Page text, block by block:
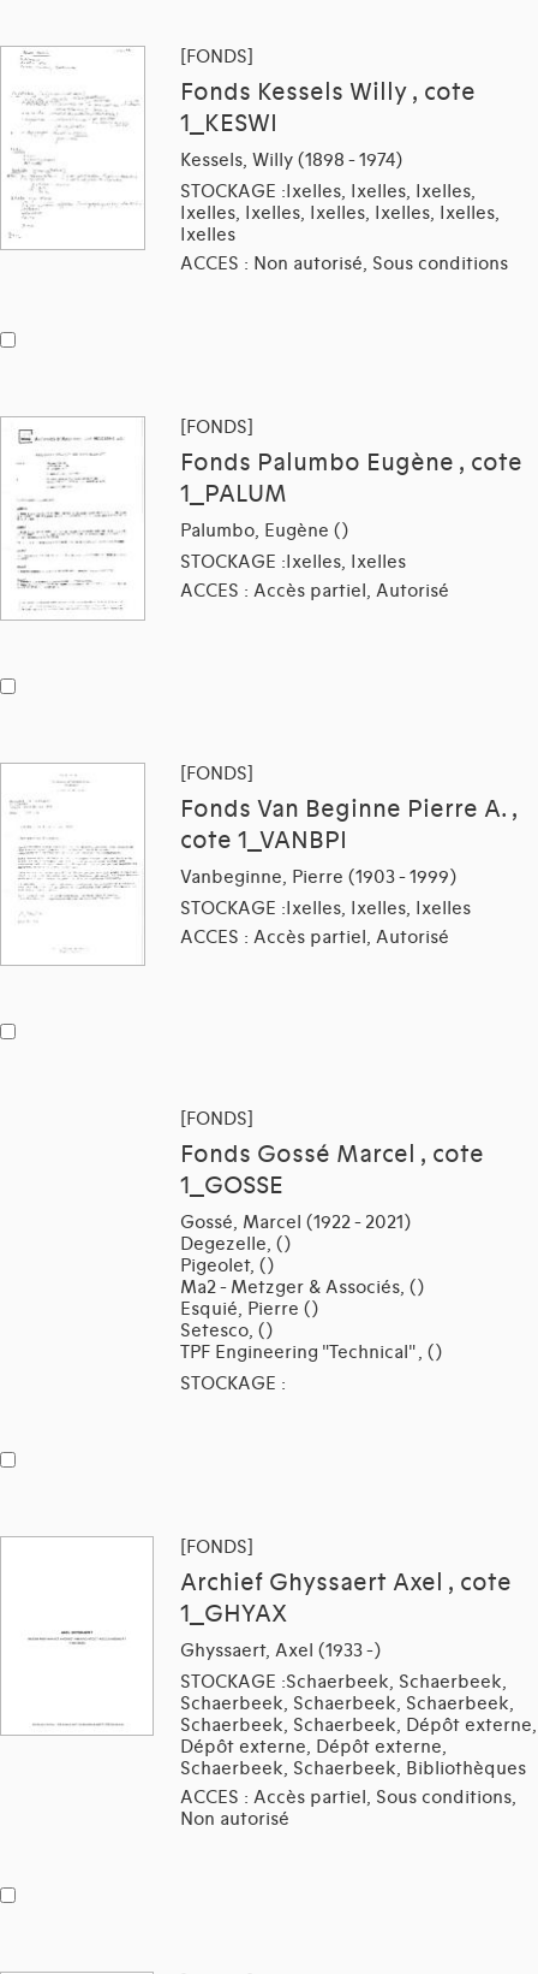
[FONDS]
Fonds Kessels Willy , cote
1_KESWI
Kessels, Willy (1898 - 1974)
STOCKAGE :Ixelles, Ixelles, Ixelles,
Ixelles, Ixelles, Ixelles, Ixelles, Ixelles,
Ixelles
ACCES : Non autorisé, Sous conditions
[FONDS]
Fonds Palumbo Eugène , cote
1_PALUM
Palumbo, Eugène ()
STOCKAGE :Ixelles, Ixelles
ACCES : Accès partiel, Autorisé
[FONDS]
Fonds Van Beginne Pierre A. ,
cote 1_VANBPI
Vanbeginne, Pierre (1903 - 1999)
STOCKAGE :Ixelles, Ixelles, Ixelles
ACCES : Accès partiel, Autorisé
[FONDS]
Fonds Gossé Marcel , cote
1_GOSSE
Gossé, Marcel (1922 - 2021)
Degezelle, ()
Pigeolet, ()
Ma2 - Metzger & Associés, ()
Esquié, Pierre ()
Setesco, ()
TPF Engineering "Technical" , ()
STOCKAGE :
[FONDS]
Archief Ghyssaert Axel , cote
1_GHYAX
Ghyssaert, Axel (1933 -)
STOCKAGE :Schaerbeek, Schaerbeek,
Schaerbeek, Schaerbeek, Schaerbeek,
Schaerbeek, Schaerbeek, Dépôt externe,
Dépôt externe, Dépôt externe,
Schaerbeek, Schaerbeek, Bibliothèques
ACCES : Accès partiel, Sous conditions,
Non autorisé